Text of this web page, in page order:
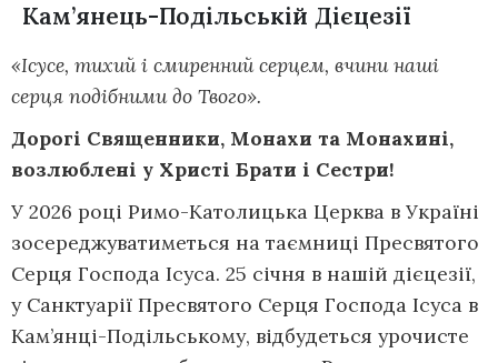
Кам’янець-Подільській Дієцезії
«Ісусе, тихий і смиренний серцем, вчини наші
серця подібними до Твого».
Дорогі Священники, Монахи та Монахині,
возлюблені у Христі Брати і Сестри!
У 2026 році Римо-Католицька Церква в Україні
зосереджуватиметься на таємниці Пресвятого
Серця Господа Ісуса. 25 січня в нашій дієцезії,
у Санктуарії Пресвятого Серця Господа Ісуса в
Кам’янці-Подільському, відбудеться урочисте